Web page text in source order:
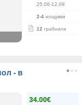
25.06-12.09
2-4 нощувки
12 грабнати
- в
34.00€